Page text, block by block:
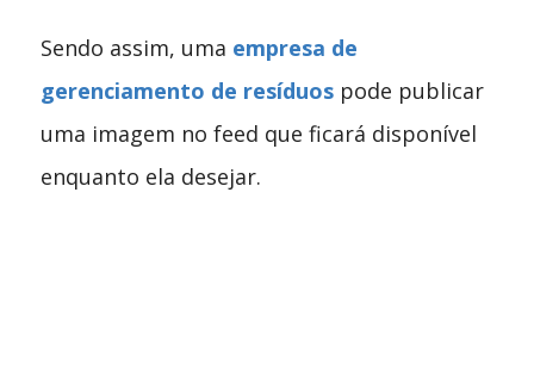
Sendo assim, uma empresa de
gerenciamento de resíduospode publicar
uma imagem no feed que ficará disponível
enquanto ela desejar.